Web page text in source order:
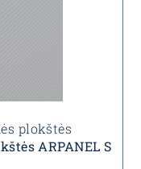
plokštės
ARPANEL S